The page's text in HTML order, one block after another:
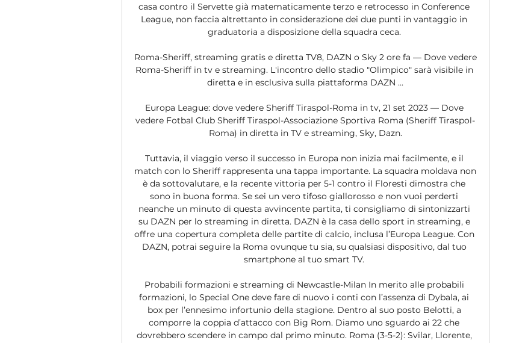
casa contro il Servette già matematicamente terzo e retrocesso in Conference
League, non faccia altrettanto in considerazione dei due punti in vantaggio in
graduatoria a disposizione della squadra ceca.
Roma-Sheriff, streaming gratis e diretta TV8, DAZN o Sky 2 ore fa — Dove vedere
Roma-Sheriff in tv e streaming. L'incontro dello stadio "Olimpico" sarà visibile in
diretta e in esclusiva sulla piattaforma DAZN ...
Europa League: dove vedere Sheriff Tiraspol-Roma in tv, 21 set 2023 — Dove
vedere Fotbal Club Sheriff Tiraspol-Associazione Sportiva Roma (Sheriff Tiraspol-
Roma) in diretta in TV e streaming, Sky, Dazn.
Tuttavia, il viaggio verso il successo in Europa non inizia mai facilmente, e il
match con lo Sheriff rappresenta una tappa importante. La squadra moldava non
è da sottovalutare, e la recente vittoria per 5-1 contro il Floresti dimostra che
sono in buona forma. Se sei un vero tifoso giallorosso e non vuoi perderti
neanche un minuto di questa avvincente partita, ti consigliamo di sintonizzarti
su DAZN per lo streaming in diretta. DAZN è la casa dello sport in streaming, e
offre una copertura completa delle partite di calcio, inclusa l’Europa League. Con
DAZN, potrai seguire la Roma ovunque tu sia, su qualsiasi dispositivo, dal tuo
smartphone al tuo smart TV.
Probabili formazioni e streaming di Newcastle-Milan In merito alle probabili
formazioni, lo Special One deve fare di nuovo i conti con l’assenza di Dybala, ai
box per l’ennesimo infortunio della stagione. Dentro al suo posto Belotti, a
comporre la coppia d’attacco con Big Rom. Diamo uno sguardo ai 22 che
dovrebbero scendere in campo dal primo minuto. Roma (3-5-2): Svilar, Llorente,